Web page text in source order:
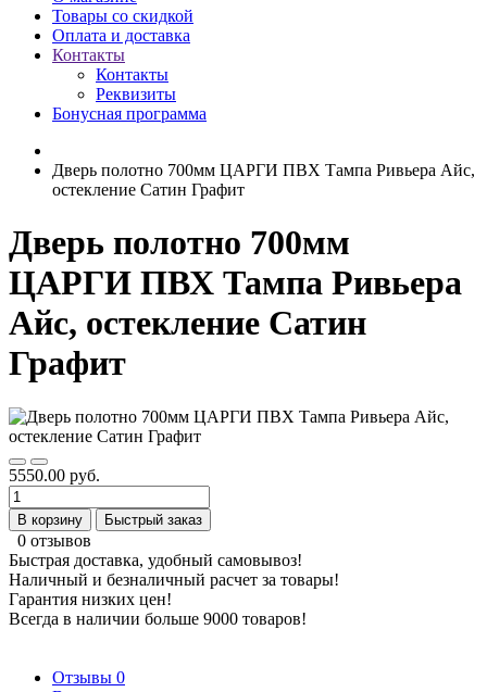
Товары со скидкой
Оплата и доставка
Контакты
Контакты
Реквизиты
Бонусная программа
Дверь полотно 700мм ЦАРГИ ПВХ Тампа Ривьера Айс,
остекление Сатин Графит
Дверь полотно 700мм
ЦАРГИ ПВХ Тампа Ривьера
Айс, остекление Сатин
Графит
5550.00 руб.
В корзину Быстрый заказ
0 отзывов
Быстрая доставка, удобный самовывоз!
Наличный и безналичный расчет за товары!
Гарантия низких цен!
Всегда в наличии больше 9000 товаров!
Отзывы 0